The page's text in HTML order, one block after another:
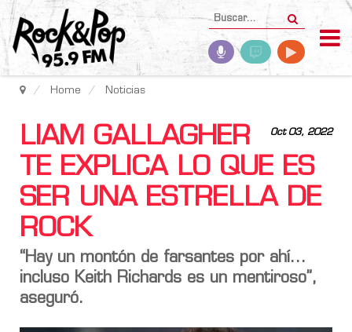
Home Noticias
Oct 03, 2022
LIAM GALLAGHER
TE EXPLICA LO QUE ES
SER UNA ESTRELLA DE
ROCK
“Hay un montón de farsantes por ahí…
incluso Keith Richards es un mentiroso”,
aseguró.